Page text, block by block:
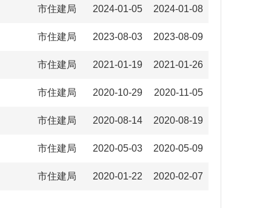
市住建局 2024-01-05 2024-01-08
市住建局 2023-08-03 2023-08-09
市住建局 2021-01-19 2021-01-26
市住建局 2020-10-29 2020-11-05
市住建局 2020-08-14 2020-08-19
市住建局 2020-05-03 2020-05-09
市住建局 2020-01-22 2020-02-07